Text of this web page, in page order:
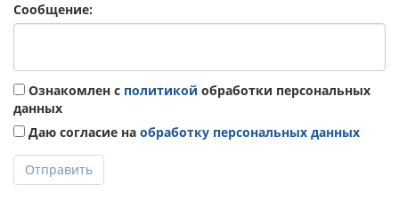
Сообщение:
Ознакомлен с политикой обработки персональных
данных
Даю согласие на обработку персональных данных
Отправить